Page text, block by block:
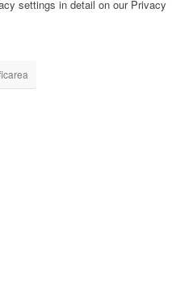
settings in detail on our Privacy